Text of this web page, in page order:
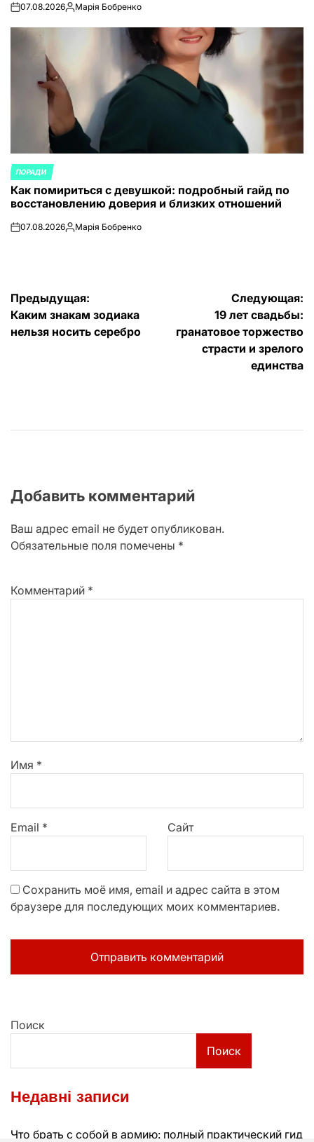
on07.08.2026Запись
Марія Бобренко
ОПУБЛИКОВАНО
В
ПОРАДИ
Как помириться с девушкой: подробный гайд по
восстановлению доверия и близких отношений
on07.08.2026Запись
Марія Бобренко
Навигация
по
Предыдущая:
Каким знакам зодиака
нельзя носить серебро
Следующая:
19 лет свадьбы:
гранатовое торжество
страсти и зрелого
единства
Добавить комментарий
Ваш адрес email не будет опубликован.
Обязательные поля помечены *
Комментарий *
Имя *
Email * Сайт
Сохранить моё имя, email и адрес сайта в этом
браузере для последующих моих комментариев.
Поиск
Поиск
Недавні записи
Что брать с собой в армию: полный практический гид